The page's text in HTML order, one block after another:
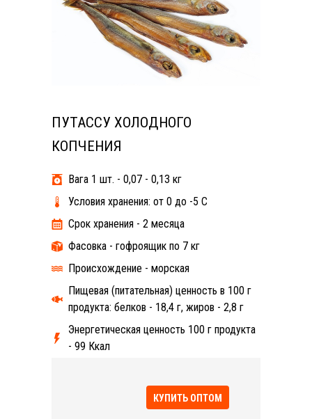
ПУТАССУ ХОЛОДНОГО
КОПЧЕНИЯ
Вага 1 шт. - 0,07 - 0,13 кг
Условия хранения: от 0 до -5 С
Срок хранения - 2 месяца
Фасовка - гофроящик по 7 кг
Происхождение - морская
Пищевая (питательная) ценность в 100 г
продукта: белков - 18,4 г, жиров - 2,8 г
Энергетическая ценность 100 г продукта
- 99 Ккал
КУПИТЬ ОПТОМ